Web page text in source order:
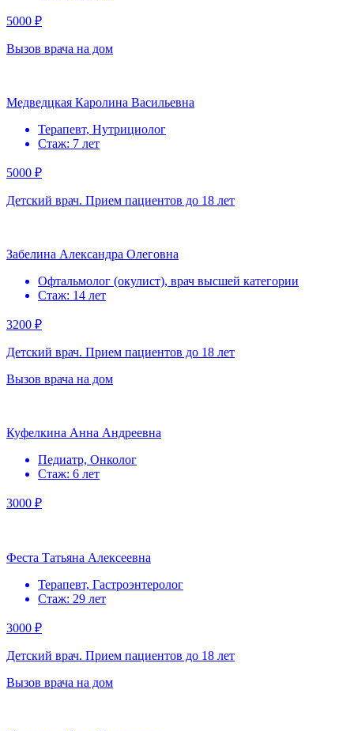
5000 ₽
Вызов врача на дом
Медведцкая Каролина Васильевна
Терапевт, Нутрициолог
Стаж: 7 лет
5000 ₽
Детский врач. Прием пациентов до 18 лет
Забелина Александра Олеговна
Офтальмолог (окулист), врач высшей категории
Стаж: 14 лет
3200 ₽
Детский врач. Прием пациентов до 18 лет
Вызов врача на дом
Куфелкина Анна Андреевна
Педиатр, Онколог
Стаж: 6 лет
3000 ₽
Феста Татьяна Алексеевна
Терапевт, Гастроэнтеролог
Стаж: 29 лет
3000 ₽
Детский врач. Прием пациентов до 18 лет
Вызов врача на дом